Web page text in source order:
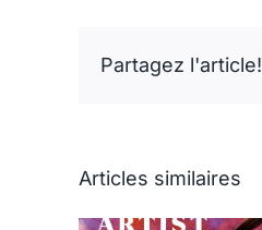
Partagez l'article!
Articles similaires